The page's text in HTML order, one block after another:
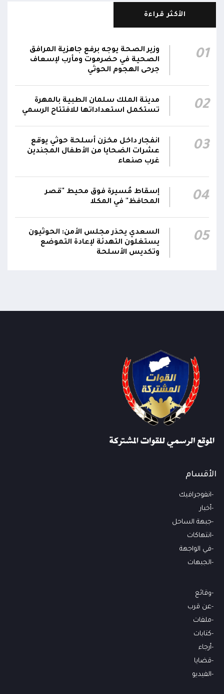
الجبهات والمحاور التابعة للقوات المسلحة،
بمختلف تشكيلاتها ووحداتها ومنتسبيها
06:00
استهداف وحداتنا دون رد وسنتعامل مع أي اعتداء
جديد بالإجراءات العسكرية اللازمة والحازمة، وفقاً
لتوجيهات القيادة السياسية والعسكرية
ومقتضيات الموقف العملياتي
الناطق باسم القوات المسلحة: العملية جسدت
وحدة المحاور والقيادة والسيطرة للقوات المسلحة
الأكثر قراءة
01
وزير الصحة يوجه برفع جاهزية المرافق
الصحية في حضرموت ومأرب لإسعاف
جرحى الهجوم الحوثي
02
مدينة الملك سلمان الطبية بالمهرة
تستكمل استعداداتها للافتتاح الرسمي
03
انفجار داخل مخزن أسلحة حوثي يوقع
عشرات الضحايا من الأطفال المجندين
غرب صنعاء
04
إسقاط مُسيرة فوق محيط "قصر
المحافظ" في المكلا
05
السعدي يحذر مجلس الأمن: الحوثيون
يستغلون التهدئة لإعادة التموضع
وتكديس الأسلحة
الأقسام
انفوجرافيك
أخبار
جبهة الساحل
انتهاكات
في الواجهة
الجبهات
وقائع
عن قرب
ملفات
كتابات
أرجاء
قضايا
الفيديو